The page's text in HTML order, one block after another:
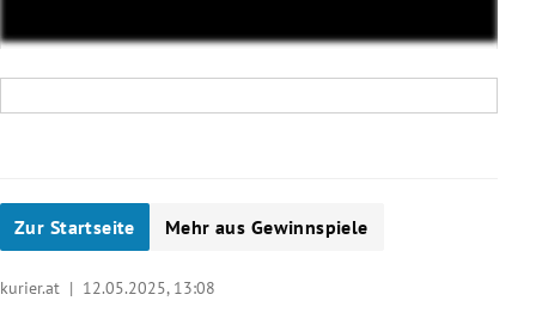
Zur Startseite Mehr aus Gewinnspiele
kurier.at | 12.05.2025, 13:08